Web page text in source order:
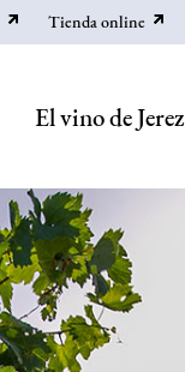
Tienda online
El vino de Jerez